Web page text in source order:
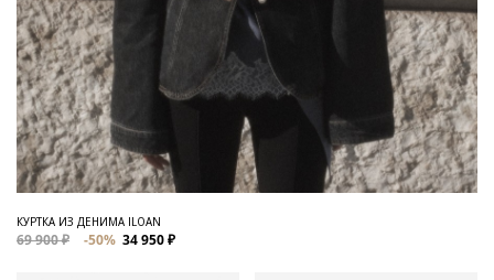
КУРТКА ИЗ ДЕНИМА ILOAN
69 900 ₽ -50% 34 950 ₽